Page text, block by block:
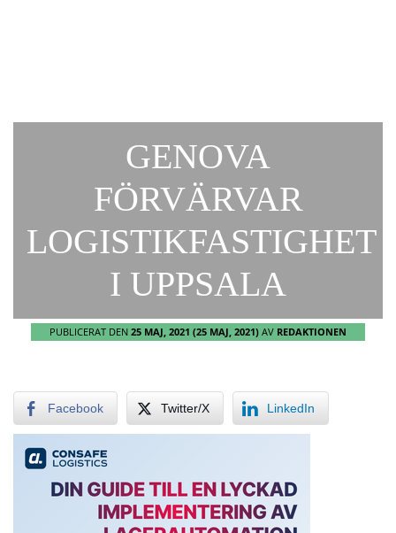
GENOVA
FÖRVÄRVAR
LOGISTIKFASTIGHET
I UPPSALA
PUBLICERAT DEN 25 MAJ, 2021 (25 MAJ, 2021) AV REDAKTIONEN
Facebook Twitter/X LinkedIn